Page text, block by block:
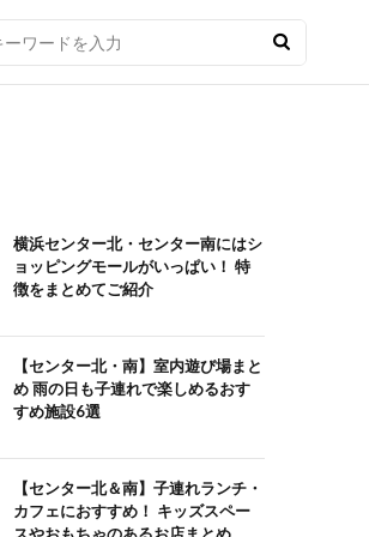
横浜センター北・センター南にはシ
ョッピングモールがいっぱい！ 特
徴をまとめてご紹介
【センター北・南】室内遊び場まと
め 雨の日も子連れで楽しめるおす
すめ施設6選
【センター北＆南】子連れランチ・
カフェにおすすめ！ キッズスペー
スやおもちゃのあるお店まとめ